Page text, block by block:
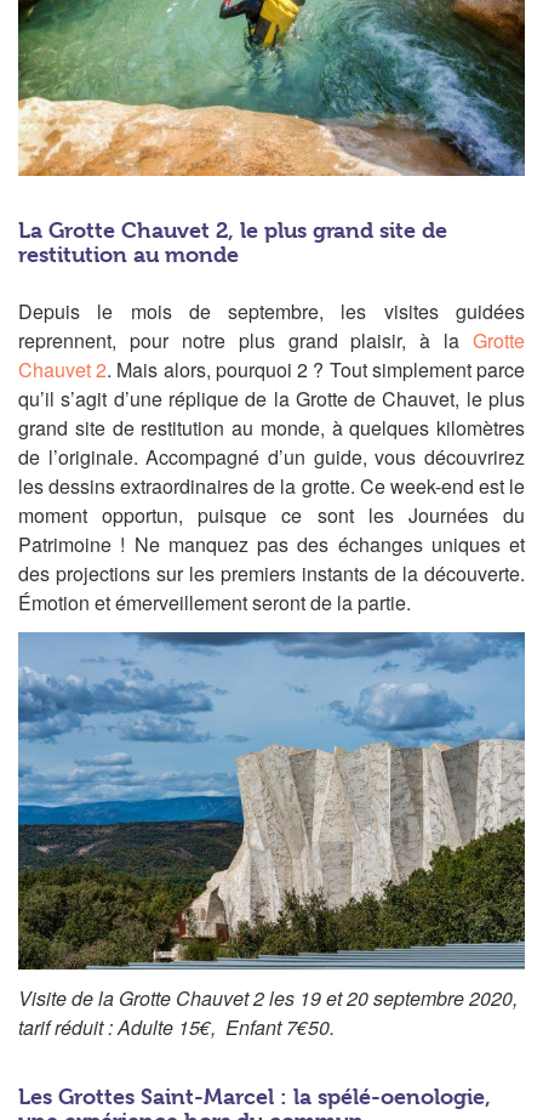
La Grotte Chauvet 2, le plus grand site de
restitution au monde
Depuis le mois de septembre, les visites guidées
reprennent, pour notre plus grand plaisir, à la Grotte
Chauvet 2. Mais alors, pourquoi 2 ? Tout simplement parce
qu’il s’agit d’une réplique de la Grotte de Chauvet, le plus
grand site de restitution au monde, à quelques kilomètres
de l’originale. Accompagné d’un guide, vous découvrirez
les dessins extraordinaires de la grotte. Ce week-end est le
moment opportun, puisque ce sont les Journées du
Patrimoine ! Ne manquez pas des échanges uniques et
des projections sur les premiers instants de la découverte.
Émotion et émerveillement seront de la partie.
Visite de la Grotte Chauvet 2 les 19 et 20 septembre 2020,
tarif réduit : Adulte 15€, Enfant 7€50.
Les Grottes Saint-Marcel : la spélé-oenologie,